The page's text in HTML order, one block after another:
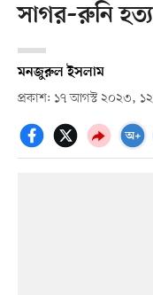
সাগর–রুনি
মনজুরুল ইসলাম
প্রকাশ: ১৭ আগস্ট ২০২৩,